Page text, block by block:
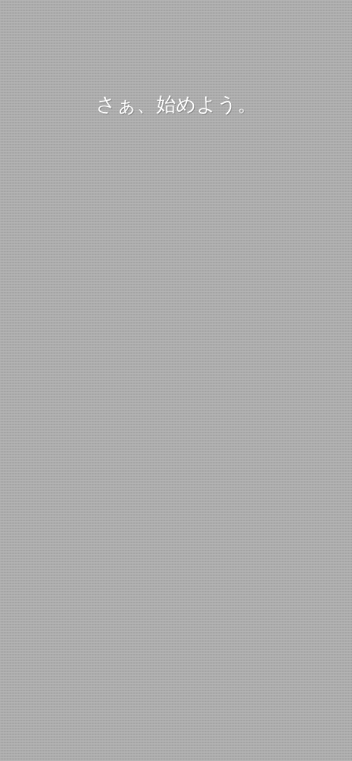
さぁ、始めよう。